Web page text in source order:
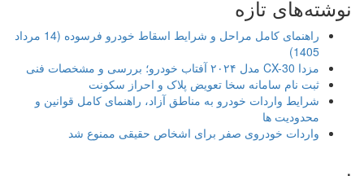
نوشته‌های تازه
راهنمای کامل مراحل و شرایط اسقاط خودرو فرسوده (14 مرداد
1405)
مزدا CX-30 مدل ۲۰۲۴ آفتاب خودرو؛ بررسی و مشخصات فنی
ثبت نام سامانه سخا تعویض پلاک و احراز سکونت
شرایط واردات خودرو به مناطق آزاد، راهنمای کامل قوانین و
محدودیت ها
واردات خودروی صفر برای اشخاص حقیقی ممنوع شد